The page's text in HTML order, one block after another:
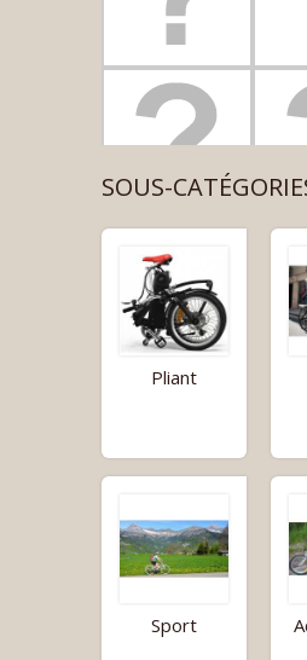
SOUS-
Pliant
Sport